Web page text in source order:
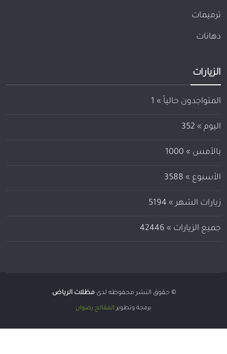
ترميمات
دهانات
الزيارات
المتواجدون حالياً » 1
اليوم » 352
بالأمس » 1000
الأسبوع » 3588
زيارات الشهر » 5194
جميع الزيارات » 42446
© حقوق النشر محفوظه لدى مظلات الرياض.
برمجة وتطوير المقالح رضوان